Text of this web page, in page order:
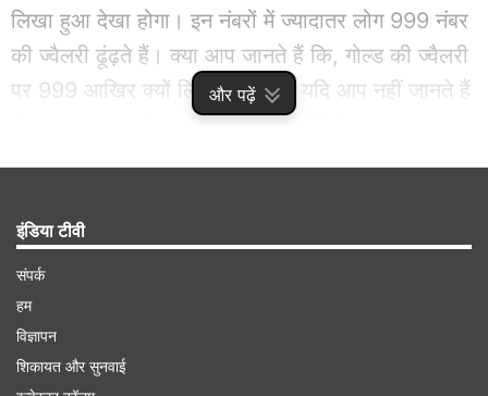
और पढ़ें
लिखा हुआ देखा होगा। इन नंबरों में ज्यादातर लोग 999 नंबर
की ज्वैलरी ढूंढ़ते हैं। क्या आप जानते हैं कि, गोल्ड की ज्वैलरी
पर 999 आखिर क्यों लिखा होता है ? यदि आप नहीं जानते हैं
तो आज हम आपको इस बारे में भी बता देते हैं।
इंडिया टीवी
संपर्क
हम
विज्ञापन
शिकायत और सुनवाई